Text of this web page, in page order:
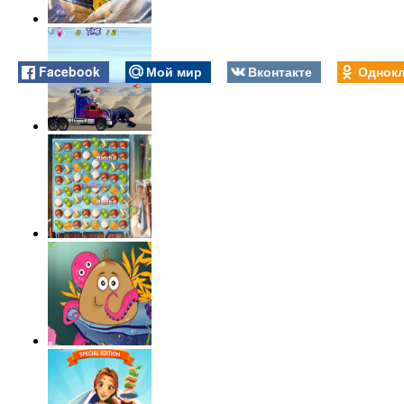
Facebook Мой мир Вконтакте